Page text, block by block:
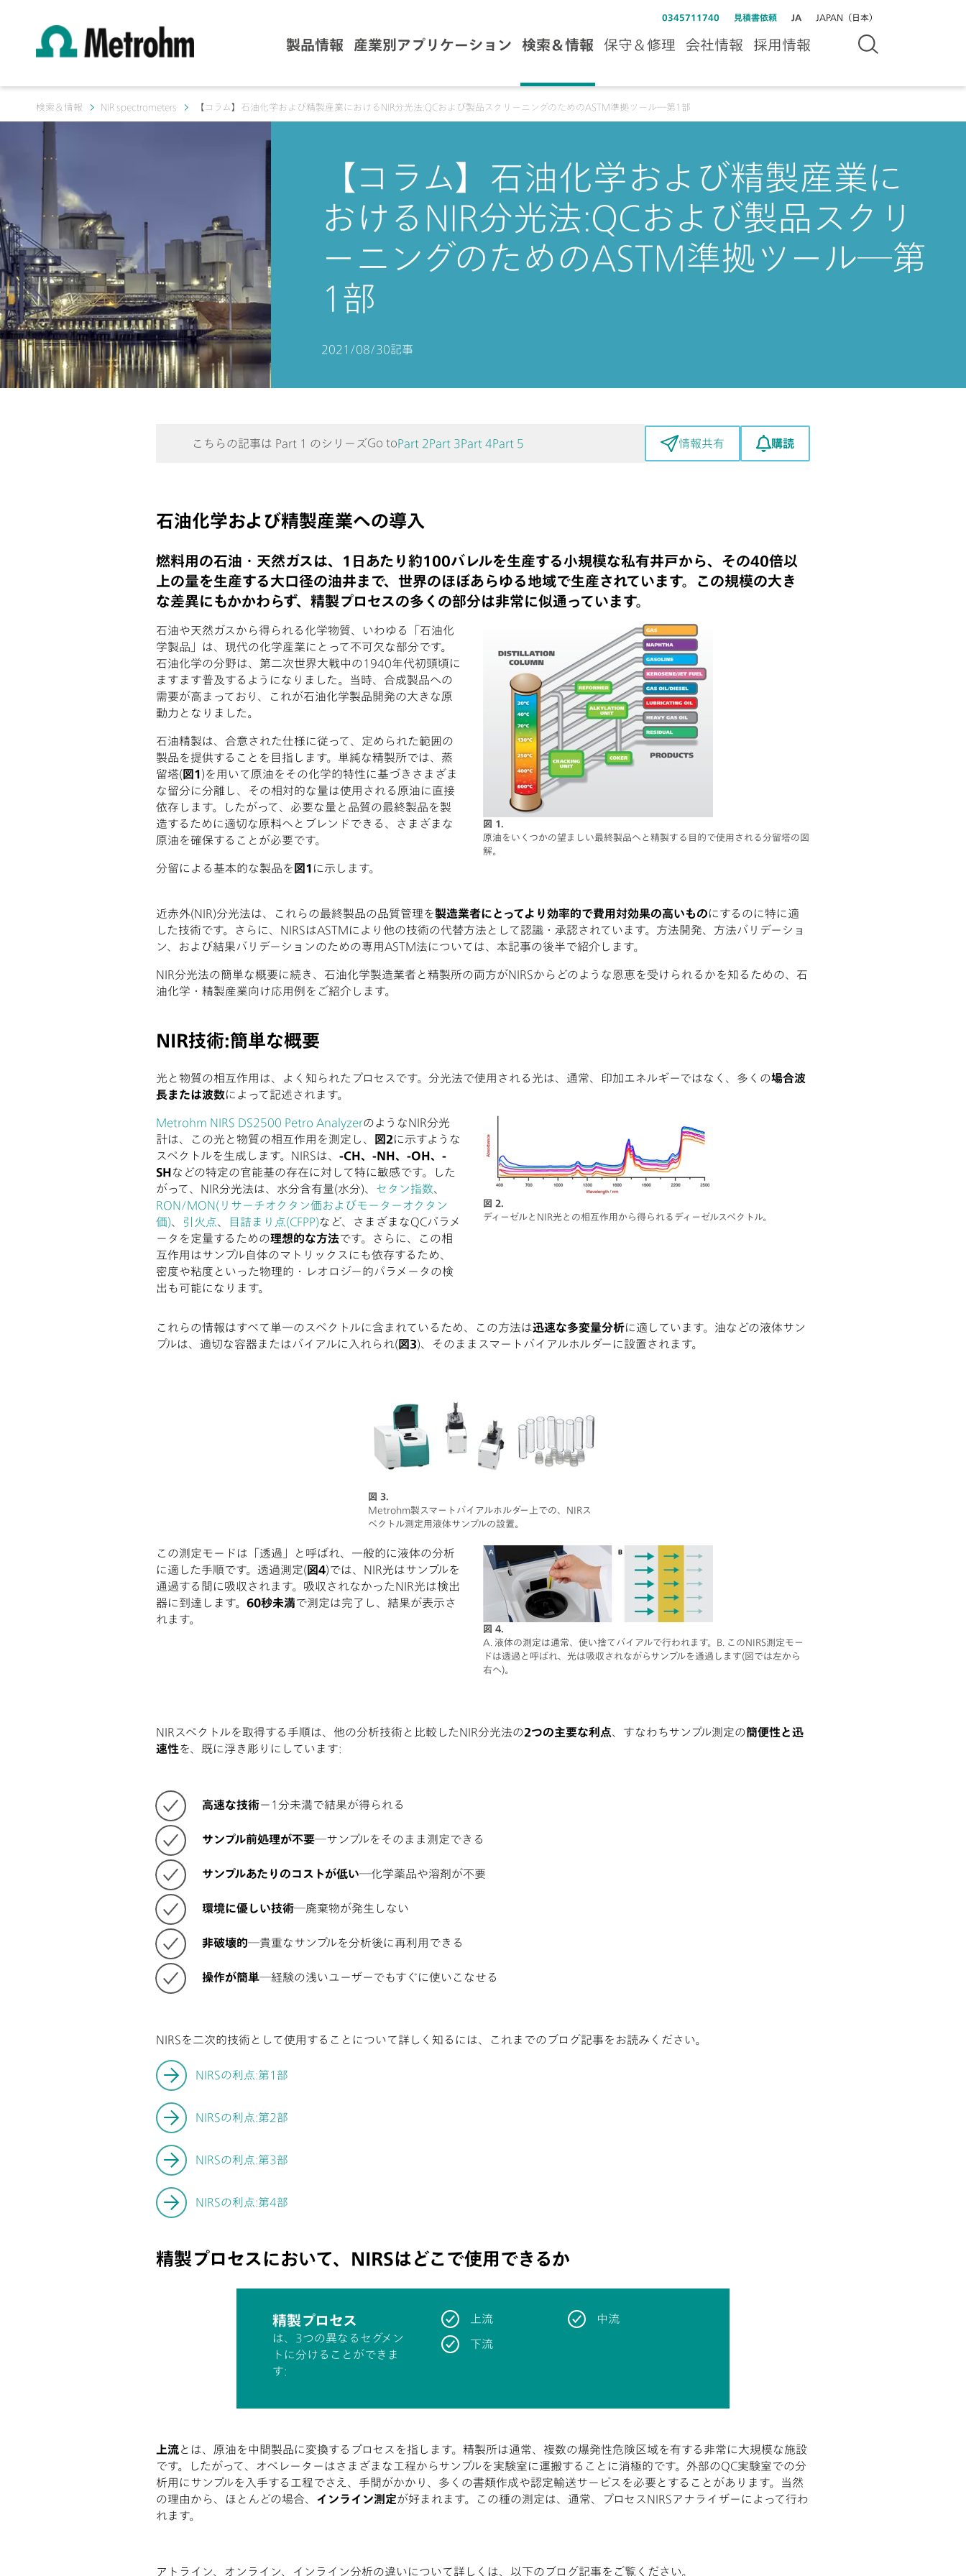
0345711740 見積書依頼 JA JAPAN（日本）
製品情報 産業別アプリケーション 検索＆情報 保守＆修理 会社情報 採用情報
検索＆情報 NIR spectrometers 【コラム】石油化学および精製産業におけるNIR分光法:QCおよび製品スクリーニングのためのASTM準拠ツール―第1部
【コラム】石油化学および精製産業に
おけるNIR分光法:QCおよび製品スクリ
ーニングのためのASTM準拠ツール―第
1部
2021/08/30記事
こちらの記事は Part 1 のシリーズGo toPart 2Part 3Part 4Part 5 情報共有 購読
石油化学および精製産業への導入
燃料用の石油・天然ガスは、1日あたり約100バレルを生産する小規模な私有井戸から、その40倍以
上の量を生産する大口径の油井まで、世界のほぼあらゆる地域で生産されています。この規模の大き
な差異にもかかわらず、精製プロセスの多くの部分は非常に似通っています。
図 1.
原油をいくつかの望ましい最終製品へと精製する目的で使用される分留塔の図
解。
石油や天然ガスから得られる化学物質、いわゆる「石油化
学製品」は、現代の化学産業にとって不可欠な部分です。
石油化学の分野は、第二次世界大戦中の1940年代初頭頃に
ますます普及するようになりました。当時、合成製品への
需要が高まっており、これが石油化学製品開発の大きな原
動力となりました。
石油精製は、合意された仕様に従って、定められた範囲の
製品を提供することを目指します。単純な精製所では、蒸
留塔( 図1 )を用いて原油をその化学的特性に基づきさまざま
な留分に分離し、その相対的な量は使用される原油に直接
依存します。したがって、必要な量と品質の最終製品を製
造するために適切な原料へとブレンドできる、さまざまな
原油を確保することが必要です。
分留による基本的な製品を 図1 に示します。
近赤外(NIR)分光法は、これらの最終製品の品質管理を製造業者にとってより効率的で費用対効果の高いものにするのに特に適
した技術です。さらに、NIRSはASTMにより他の技術の代替方法として認識・承認されています。方法開発、方法バリデーショ
ン、および結果バリデーションのための専用ASTM法については、本記事の後半で紹介します。
NIR分光法の簡単な概要に続き、石油化学製造業者と精製所の両方がNIRSからどのような恩恵を受けられるかを知るための、石
油化学・精製産業向け応用例をご紹介します。
NIR技術:簡単な概要
光と物質の相互作用は、よく知られたプロセスです。分光法で使用される光は、通常、印加エネルギーではなく、多くの場合波
長または波数によって記述されます。
図 2.
ディーゼルとNIR光との相互作用から得られるディーゼルスペクトル。
Metrohm NIRS DS2500 Petro AnalyzerのようなNIR分光
計は、この光と物質の相互作用を測定し、
図2に示すような
スペクトルを生成します。NIRSは、-CH、-NH、-OH、-
SH などの特定の官能基の存在に対して特に敏感です。した
がって、NIR分光法は、水分含有量(水分)、 セタン指数、
RON/MON(リサーチオクタン価およびモーターオクタン
価)、 引火点、 目詰まり点(CFPP)など、さまざまなQCパラメ
ータを定量するための理想的な方法です。さらに、この相
互作用はサンプル自体のマトリックスにも依存するため、
密度や粘度といった物理的・レオロジー的パラメータの検
出も可能になります。
これらの情報はすべて単一のスペクトルに含まれているため、この方法は迅速な多変量分析に適しています。油などの液体サン
プルは、適切な容器またはバイアルに入れられ( 図3)、そのままスマートバイアルホルダーに設置されます。
図 3.
Metrohm製スマートバイアルホルダー上での、NIRス
ペクトル測定用液体サンプルの設置。
図 4.
A. 液体の測定は通常、使い捨てバイアルで行われます。B. このNIRS測定モー
ドは透過と呼ばれ、光は吸収されながらサンプルを通過します(図では左から
右へ)。
この測定モードは「透過」と呼ばれ、一般的に液体の分析
に適した手順です。透過測定( 図4)では、NIR光はサンプルを
通過する間に吸収されます。吸収されなかったNIR光は検出
器に到達します。60秒未満で測定は完了し、結果が表示さ
れます。
NIRスペクトルを取得する手順は、他の分析技術と比較したNIR分光法の2つの主要な利点、すなわちサンプル測定の簡便性と迅
速性を、既に浮き彫りにしています:
高速な技術ー1分未満で結果が得られる
サンプル前処理が不要―サンプルをそのまま測定できる
サンプルあたりのコストが低い―化学薬品や溶剤が不要
環境に優しい技術―廃棄物が発生しない
非破壊的―貴重なサンプルを分析後に再利用できる
操作が簡単―経験の浅いユーザーでもすぐに使いこなせる
NIRSを二次的技術として使用することについて詳しく知るには、これまでのブログ記事をお読みください。
NIRSの利点:第1部
NIRSの利点:第2部
NIRSの利点:第3部
NIRSの利点:第4部
精製プロセスにおいて、NIRSはどこで使用できるか
精製プロセス
は、3つの異なるセグメン
トに分けることができま
す:
上流 中流
下流
上流とは、原油を中間製品に変換するプロセスを指します。精製所は通常、複数の爆発性危険区域を有する非常に大規模な施設
です。したがって、オペレーターはさまざまな工程からサンプルを実験室に運搬することに消極的です。外部のQC実験室での分
析用にサンプルを入手する工程でさえ、手間がかかり、多くの書類作成や認定輸送サービスを必要とすることがあります。当然
の理由から、ほとんどの場合、 インライン測定が好まれます。この種の測定は、通常、プロセスNIRSアナライザーによって行わ
れます。
アトライン、オンライン、インライン分析の違いについて詳しくは、以下のブログ記事をご覧ください。